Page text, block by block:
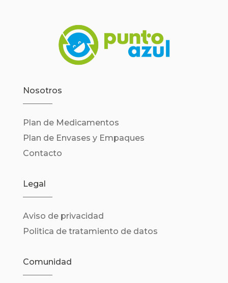
Nosotros
Plan de Medicamentos
Plan de Envases y Empaques
Contacto
Legal
Aviso de privacidad
Politica de tratamiento de datos
Comunidad